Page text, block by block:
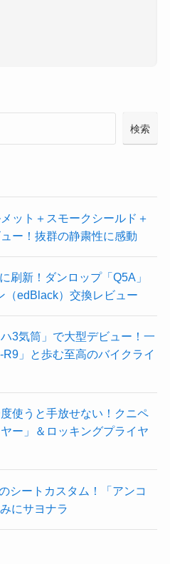
検索
ット＋スモークシールド＋
ー！抜群の静粛性に感動
刷新！ダンロップ「Q5A」
（edBlack）交換レビュー
3気筒」で大型デビュー！一
」と歩む至高のバイクライ
使うと手放せない！クニペ
ー」＆ロッキングプライヤ
シートカスタム！「アンコ
にサヨナラ